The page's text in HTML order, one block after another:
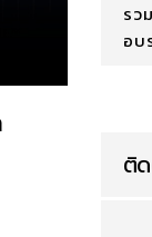
รว
อบ
ติด